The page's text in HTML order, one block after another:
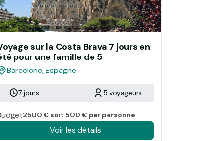
sur la Costa Brava 7 jours en
pour une famille de 5
Barcelone, Espagne
7 jours 5 voyageurs
2500 € soit 500 € par personne
Voir les détails